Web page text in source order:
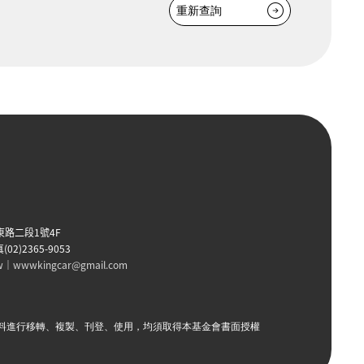
重新查詢
路二段1號4F
(02)2365-9053
｜ wwwkingcar@gmail.com
進行移轉、複製、刊登、使用，均須取得本基金會書面授權